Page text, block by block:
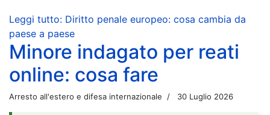
Leggi tutto: Diritto penale europeo: cosa cambia da
paese a paese
Minore indagato per reati
online: cosa fare
Arresto all'estero e difesa internazionale 30 Luglio 2026